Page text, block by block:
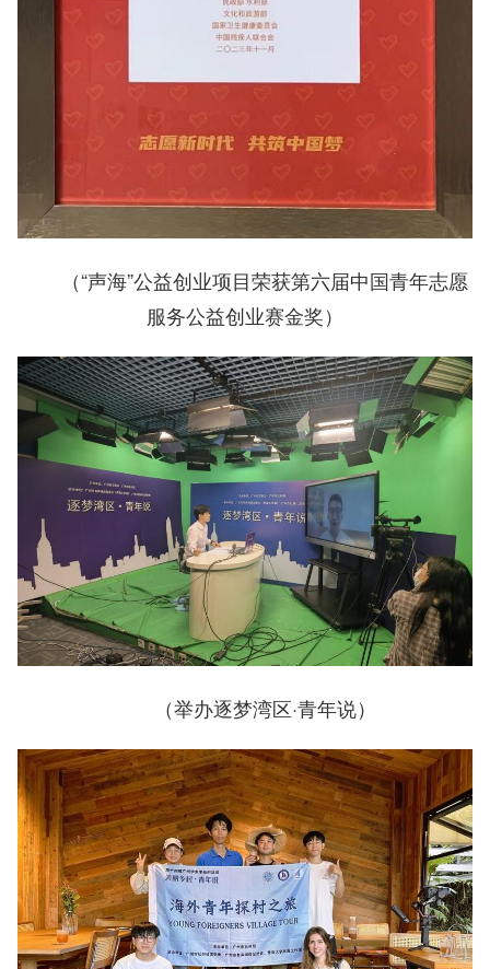
（“声海”公益创业项目荣获第六届中国青年志愿
服务公益创业赛金奖）
（举办逐梦湾区·青年说）